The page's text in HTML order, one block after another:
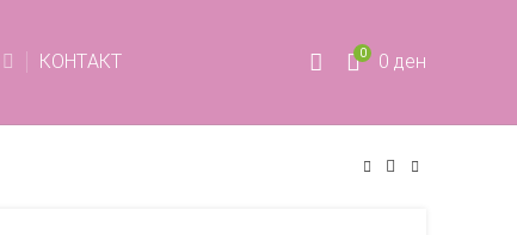
КОНТАКТ 0 0 ден